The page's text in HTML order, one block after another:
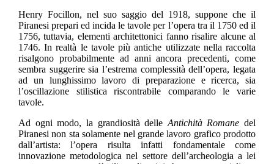
Henry Focillon, nel suo saggio del 1918, suppone che il
Piranesi prepari ed incida le tavole per l’opera tra il 1750 ed il
1756, tuttavia, elementi architettonici fanno risalire alcune al
1746. In realtà le tavole più antiche utilizzate nella raccolta
risalgono probabilmente ad anni ancora precedenti, come
sembra suggerire sia l’estrema complessità dell’opera, legata
ad un lunghissimo lavoro di preparazione e ricerca, sia
l’oscillazione stilistica riscontrabile comparando le varie
tavole.
Ad ogni modo, la grandiosità delle Antichità Romane del
Piranesi non sta solamente nel grande lavoro grafico prodotto
dall’artista: l’opera risulta infatti fondamentale come
innovazione metodologica nel settore dell’archeologia a lei